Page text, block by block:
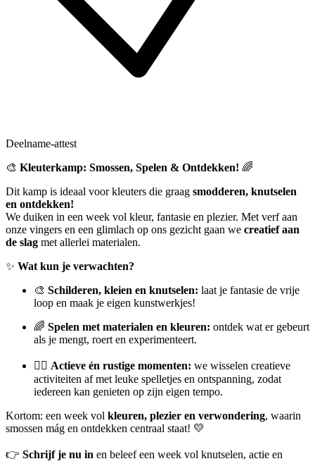
Deelname-attest
🎨 Kleuterkamp: Smossen, Spelen & Ontdekken! 🌈
Dit kamp is ideaal voor kleuters die graag smodderen, knutselen
en ontdekken!
We duiken in een week vol kleur, fantasie en plezier. Met verf aan
onze vingers en een glimlach op ons gezicht gaan we creatief aan
de slag met allerlei materialen.
✨ Wat kun je verwachten?
🎨 Schilderen, kleien en knutselen: laat je fantasie de vrije
loop en maak je eigen kunstwerkjes!
🌈 Spelen met materialen en kleuren: ontdek wat er gebeurt
als je mengt, roert en experimenteert.
🤸‍♀️ Actieve én rustige momenten: we wisselen creatieve
activiteiten af met leuke spelletjes en ontspanning, zodat
iedereen kan genieten op zijn eigen tempo.
Kortom: een week vol kleuren, plezier en verwondering, waarin
smossen mág en ontdekken centraal staat! 💛
👉 Schrijf je nu in en beleef een week vol knutselen, actie en